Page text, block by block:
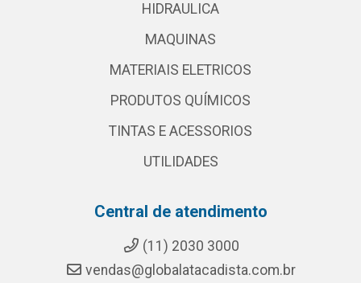
HIDRAULICA
MAQUINAS
MATERIAIS ELETRICOS
PRODUTOS QUÍMICOS
TINTAS E ACESSORIOS
UTILIDADES
Central de atendimento
(11) 2030 3000
vendas@globalatacadista.com.br